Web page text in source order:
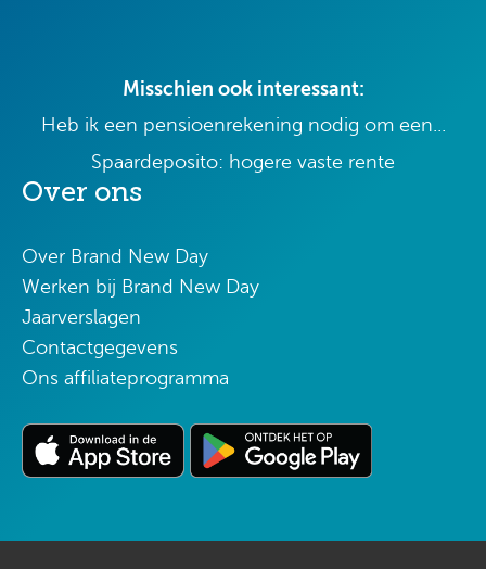
Misschien ook interessant:
Heb ik een pensioenrekening nodig om een...
Spaardeposito: hogere vaste rente
Over ons
Over Brand New Day
Werken bij Brand New Day
Jaarverslagen
Contactgegevens
Ons affiliateprogramma